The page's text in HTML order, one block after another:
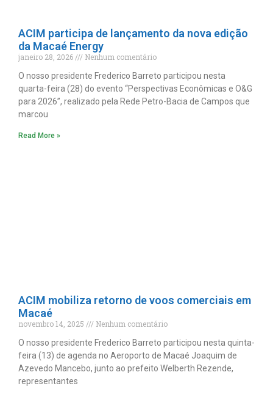
ACIM participa de lançamento da nova edição
da Macaé Energy
janeiro 28, 2026
Nenhum comentário
O nosso presidente Frederico Barreto participou nesta
quarta-feira (28) do evento “Perspectivas Econômicas e O&G
para 2026”, realizado pela Rede Petro-Bacia de Campos que
marcou
Read More »
ACIM mobiliza retorno de voos comerciais em
Macaé
novembro 14, 2025
Nenhum comentário
O nosso presidente Frederico Barreto participou nesta quinta-
feira (13) de agenda no Aeroporto de Macaé Joaquim de
Azevedo Mancebo, junto ao prefeito Welberth Rezende,
representantes